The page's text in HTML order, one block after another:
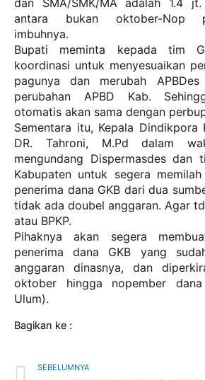
dan SMA/SMK/MA adalah 1.4
antara bukan oktober-Nop
imbuhnya.
Bupati meminta kepada tim
koordinasi untuk menyesuaikan
pagunya dan merubah
perubahan APBD Kab.
otomatis akan sama dengan
Sementara itu, Kepala Dindikpora
DR. Tahroni, M.Pd dalam
mengundang Dispermasdes dan
Kabupaten untuk segera
penerima dana GKB dari dua
tidak ada doubel anggaran. Agar
atau BPKP.
Pihaknya akan segera
penerima dana GKB yang
anggaran dinasnya, dan
oktober hingga nopember
Ulum).
Bagikan ke :
Prev
SEBELUMNYA